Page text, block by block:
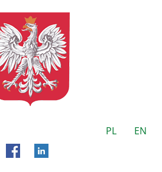
PL EN